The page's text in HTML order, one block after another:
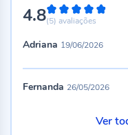
4.896%
(5) avaliações
Adriana 19/06/2026
Fernanda 26/05/2026
Ver